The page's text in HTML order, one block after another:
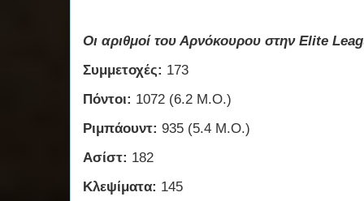
Οι αριθμοί του Αρνόκουρου στην Elite
Συμμετοχές: 173
Πόντοι: 1072 (6.2 Μ.Ο.)
Ριμπάουντ: 935 (5.4 Μ.Ο.)
Ασίστ: 182
Κλεψίματα: 145